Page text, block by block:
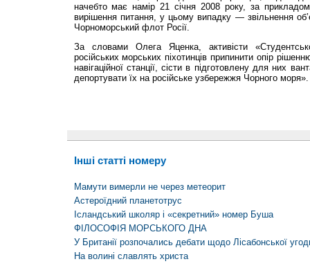
начебто має намір 21 січня 2008 року, за
вирішення питання, у цьому випадку — звільнення
Чорноморський флот Росії.
За словами Олега Яценка, активісти
російських морських піхотинців припинити опір
навігаційної станції, сісти в підготовлену для них
депортувати їх на російське узбережжя Чорного моря».
Інші статті номеру
Мамути вимерли не через метеорит
Астероїдний планетотрус
Ісландський школяр і «секретний» номер Буша
ФІЛОСОФІЯ МОРСЬКОГО ДНА
У Британії розпочались дебати щодо Лісабонської
На волині славлять христа